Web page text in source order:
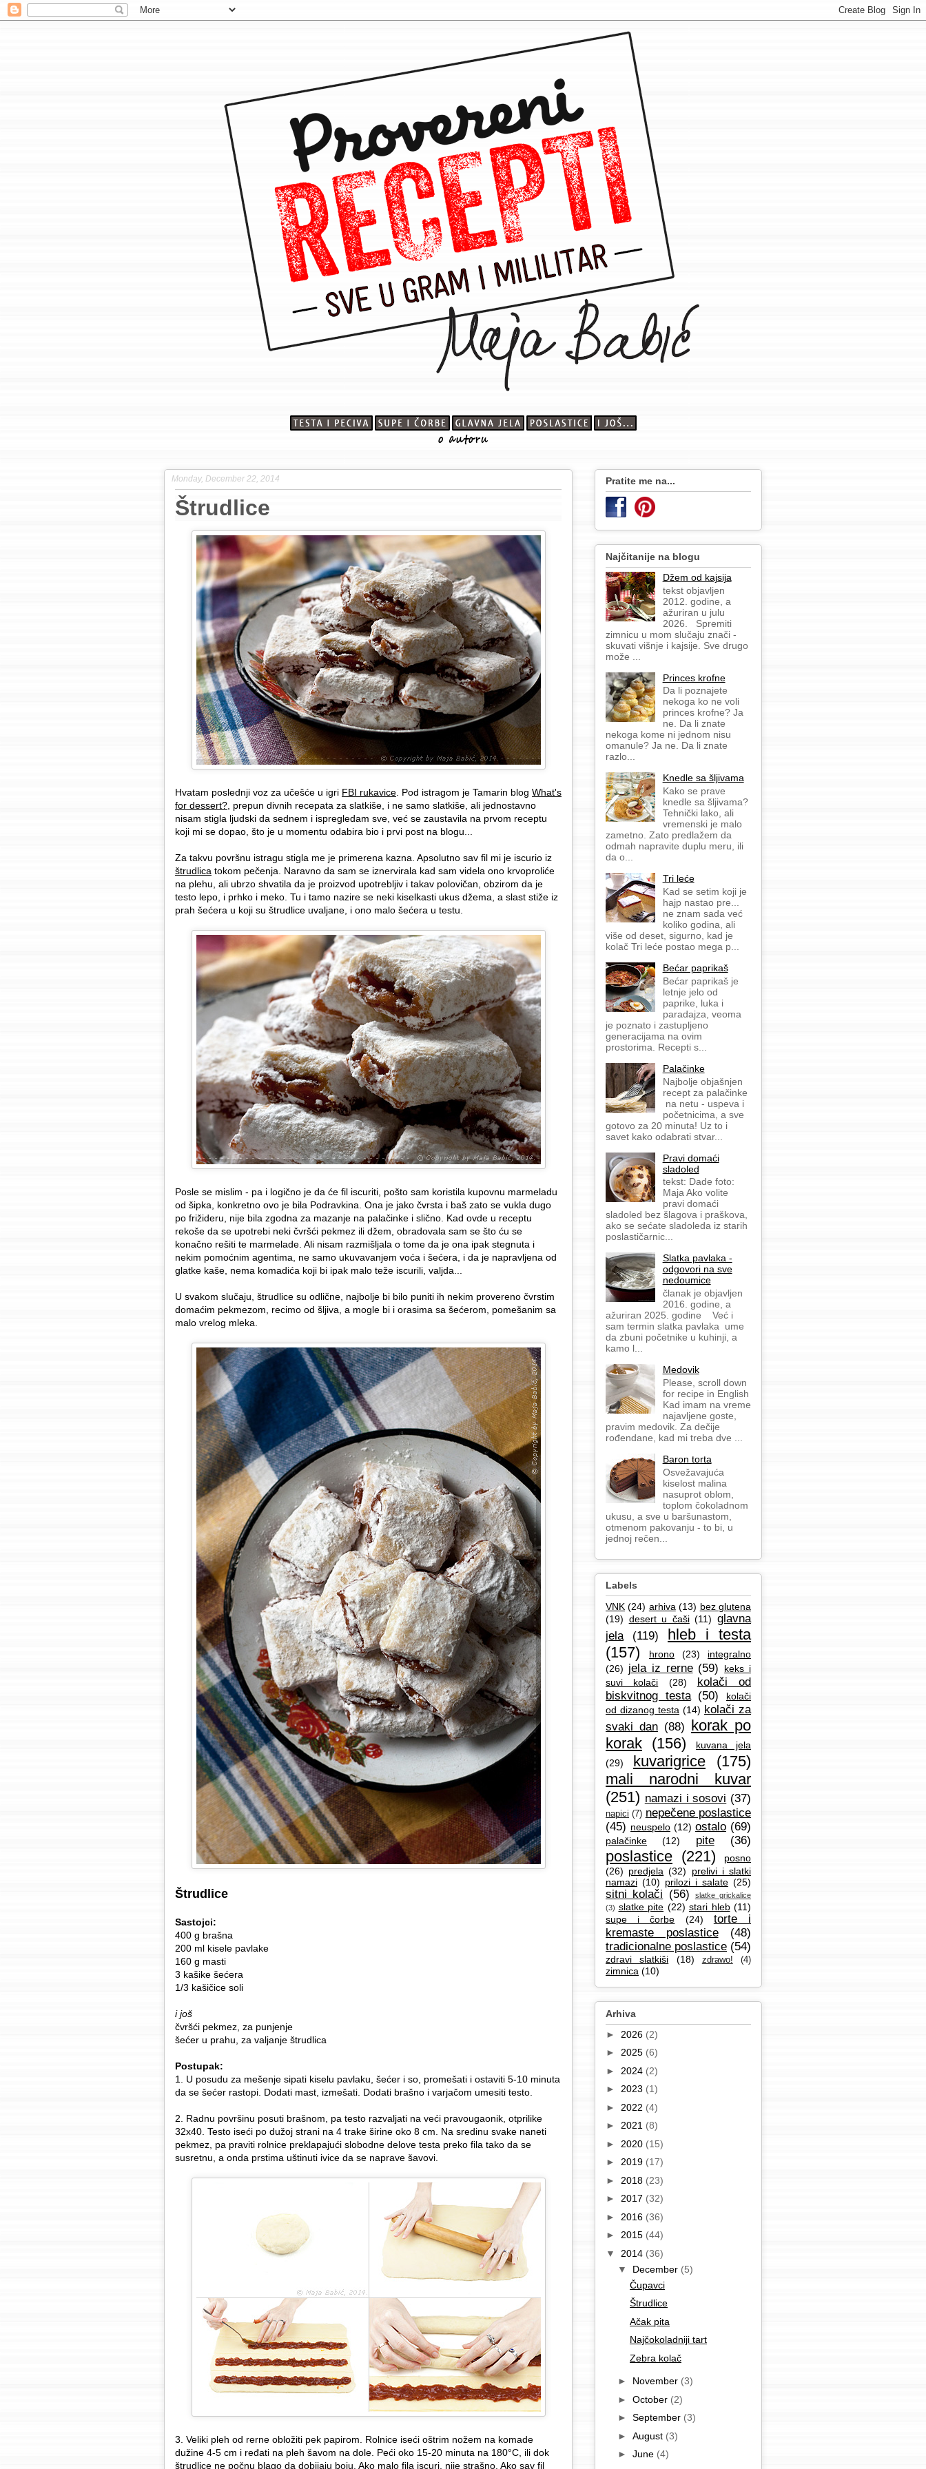
Monday, December 22, 2014
Štrudlice
Hvatam poslednji voz za učešće u igri FBI rukavice . Pod istragom je Tamarin blog What's
for dessert? , prepun divnih recepata za slatkiše, i ne samo slatkiše, ali jednostavno
nisam stigla ljudski da sednem i ispregledam sve, već se zaustavila na prvom receptu
koji mi se dopao, što je u momentu odabira bio i prvi post na blogu...
Za takvu površnu istragu stigla me je primerena kazna. Apsolutno sav fil mi je iscurio iz
štrudlica tokom pečenja. Naravno da sam se iznervirala kad sam videla ono krvoproliće
na plehu, ali ubrzo shvatila da je proizvod upotrebljiv i takav polovičan, obzirom da je
testo lepo, i prhko i meko. Tu i tamo nazire se neki kiselkasti ukus džema, a slast stiže iz
prah šećera u koji su štrudlice uvaljane, i ono malo šećera u testu.
Posle se mislim - pa i logično je da će fil iscuriti, pošto sam koristila kupovnu marmeladu
od šipka, konkretno ovo je bila Podravkina. Ona je jako čvrsta i baš zato se vukla dugo
po frižideru, nije bila zgodna za mazanje na palačinke i slično. Kad ovde u receptu
rekoše da se upotrebi neki čvršći pekmez ili džem, obradovala sam se što ću se
konačno rešiti te marmelade. Ali nisam razmišljala o tome da je ona ipak stegnuta i
nekim pomoćnim agentima, ne samo ukuvavanjem voća i šećera, i da je napravljena od
glatke kaše, nema komadića koji bi ipak malo teže iscurili, valjda...
U svakom slučaju, štrudlice su odlične, najbolje bi bilo puniti ih nekim provereno čvrstim
domaćim pekmezom, recimo od šljiva, a mogle bi i orasima sa šećerom, pomešanim sa
malo vrelog mleka.
Štrudlice
Sastojci:
400 g brašna
200 ml kisele pavlake
160 g masti
3 kašike šećera
1/3 kašičice soli
i još
čvršći pekmez, za punjenje
šećer u prahu, za valjanje štrudlica
Postupak:
1. U posudu za mešenje sipati kiselu pavlaku, šećer i so, promešati i ostaviti 5-10 minuta
da se šećer rastopi. Dodati mast, izmešati. Dodati brašno i varjačom umesiti testo.
2. Radnu površinu posuti brašnom, pa testo razvaljati na veći pravougaonik, otprilike
32x40. Testo iseći po dužoj strani na 4 trake širine oko 8 cm. Na sredinu svake naneti
pekmez, pa praviti rolnice preklapajući slobodne delove testa preko fila tako da se
susretnu, a onda prstima uštinuti ivice da se naprave šavovi.
3. Veliki pleh od rerne obložiti pek papirom. Rolnice iseći oštrim nožem na komade
dužine 4-5 cm i ređati na pleh šavom na dole. Peći oko 15-20 minuta na 180°C, ili dok
štrudlice ne počnu blago da dobijaju boju. Ako malo fila iscuri, nije strašno. Ako sav fil
Pratite me na...
Najčitanije na blogu
Džem od kajsija
tekst objavljen
2012. godine, a
ažuriran u julu
2026. Spremiti
zimnicu u mom slučaju znači -
skuvati višnje i kajsije. Sve drugo
može ...
Princes krofne
Da li poznajete
nekoga ko ne voli
princes krofne? Ja
ne. Da li znate
nekoga kome ni jednom nisu
omanule? Ja ne. Da li znate
razlo...
Knedle sa šljivama
Kako se prave
knedle sa šljivama?
Tehnički lako, ali
vremenski je malo
zametno. Zato predlažem da
odmah napravite duplu meru, ili
da o...
Tri leće
Kad se setim koji je
hajp nastao pre...
ne znam sada već
koliko godina, ali
više od deset, sigurno, kad je
kolač Tri leće postao mega p...
Bećar paprikaš
Bećar paprikaš je
letnje jelo od
paprike, luka i
paradajza, veoma
je poznato i zastupljeno
generacijama na ovim
prostorima. Recepti s...
Palačinke
Najbolje objašnjen
recept za palačinke
na netu - uspeva i
početnicima, a sve
gotovo za 20 minuta! Uz to i
savet kako odabrati stvar...
Pravi domaći
sladoled
tekst: Dade foto:
Maja Ako volite
pravi domaći
sladoled bez šlagova i praškova,
ako se sećate sladoleda iz starih
poslastičarnic...
Slatka pavlaka -
odgovori na sve
nedoumice
članak je objavljen
2016. godine, a
ažuriran 2025. godine Već i
sam termin slatka pavlaka ume
da zbuni početnike u kuhinji, a
kamo l...
Medovik
Please, scroll down
for recipe in English
Kad imam na vreme
najavljene goste,
pravim medovik. Za dečije
rođendane, kad mi treba dve ...
Baron torta
Osvežavajuća
kiselost malina
nasuprot oblom,
toplom čokoladnom
ukusu, a sve u baršunastom,
otmenom pakovanju - to bi, u
jednoj rečen...
Labels
VNK (24) arhiva (13) bez glutena
(19) desert u čaši (11) glavna
jela
(119)
hleb i testa
(157)
hrono (23)
integralno
(26) jela iz rerne (59)
keks i
suvi kolači
(28)
kolači od
biskvitnog testa (50)
kolači
od dizanog testa (14) kolači za
svaki dan (88) korak po
korak (156)
kuvana jela
(29)
kuvarigrice
(175)
mali narodni kuvar
(251) namazi i sosovi (37)
napici (7) nepečene poslastice
(45) neuspelo (12) ostalo (69)
palačinke (12) pite (36)
poslastice (221)
posno
(26) predjela (32)
prelivi i slatki
namazi (10) prilozi i salate (25)
sitni kolači (56)
slatke grickalice
(3) slatke pite (22) stari hleb (11)
supe i čorbe
(24)
torte i
kremaste poslastice
(48)
tradicionalne poslastice (54)
zdravi slatkiši (18) zdrawo! (4)
zimnica (10)
Arhiva
► 2026 (2)
► 2025 (6)
► 2024 (2)
► 2023 (1)
► 2022 (4)
► 2021 (8)
► 2020 (15)
► 2019 (17)
► 2018 (23)
► 2017 (32)
► 2016 (36)
► 2015 (44)
▼ 2014 (36)
▼ December (5)
Čupavci
Štrudlice
Ačak pita
Najčokoladniji tart
Zebra kolač
► November (3)
► October (2)
► September (3)
► August (3)
► June (4)